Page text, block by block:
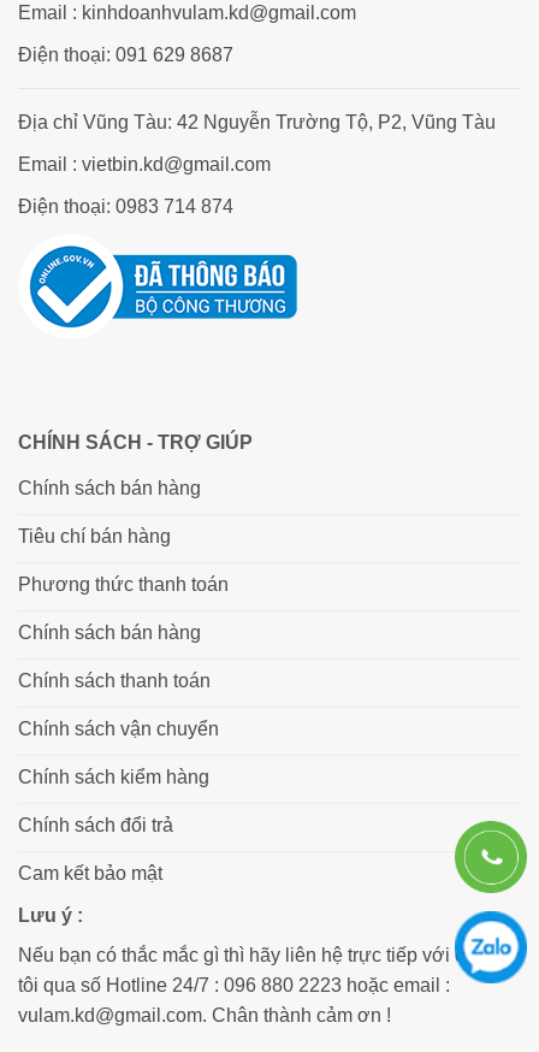
Email : kinhdoanhvulam.kd@gmail.com
Điện thoại: 091 629 8687
Địa chỉ Vũng Tàu: 42 Nguyễn Trường Tộ, P2, Vũng Tàu
Email : vietbin.kd@gmail.com
Điện thoại: 0983 714 874
CHÍNH SÁCH - TRỢ GIÚP
Chính sách bán hàng
Tiêu chí bán hàng
Phương thức thanh toán
Chính sách bán hàng
Chính sách thanh toán
Chính sách vận chuyển
Chính sách kiểm hàng
Chính sách đổi trả
Cam kết bảo mật
Lưu ý :
Nếu bạn có thắc mắc gì thì hãy liên hệ trực tiếp với chúng
tôi qua số Hotline 24/7 : 096 880 2223 hoặc email :
vulam.kd@gmail.com. Chân thành cảm ơn !